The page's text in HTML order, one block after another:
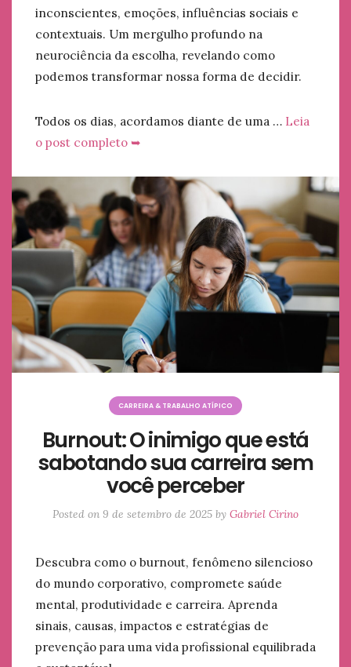
inconscientes, emoções, influências sociais e
contextuais. Um mergulho profundo na
neurociência da escolha, revelando como
podemos transformar nossa forma de decidir.
Todos os dias, acordamos diante de uma … Leia
o post completo ➥
CARREIRA & TRABALHO ATÍPICO
Burnout: O inimigo que está
sabotando sua carreira sem
você perceber
Posted on 9 de setembro de 2025 by Gabriel Cirino
Descubra como o burnout, fenômeno silencioso
do mundo corporativo, compromete saúde
mental, produtividade e carreira. Aprenda
sinais, causas, impactos e estratégias de
prevenção para uma vida profissional equilibrada